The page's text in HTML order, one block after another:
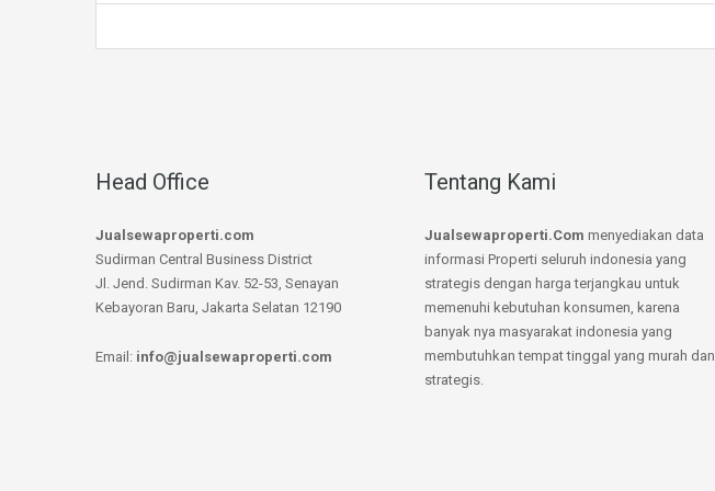
Head Office
Jualsewaproperti.com
Sudirman Central Business District
Jl. Jend. Sudirman Kav. 52-53, Senayan
Kebayoran Baru, Jakarta Selatan 12190
Email: info@jualsewaproperti.com
Tentang Kami
Jualsewaproperti.Com menyediakan data
informasi Properti seluruh indonesia yang
strategis dengan harga terjangkau untuk
memenuhi kebutuhan konsumen, karena
banyak nya masyarakat indonesia yang
membutuhkan tempat tinggal yang murah dan
strategis.